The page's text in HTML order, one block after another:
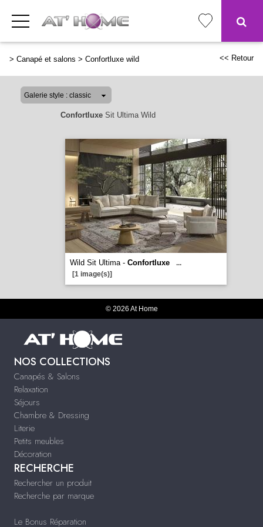
> Canapé et salons > Confortluxe wild << Retour
ConfortluxeSit Ultima Wild
Wild Sit Ultima - Confortluxe
...
[1 image(s)]
© 2026 At Home
NOS COLLECTIONS
Canapés & Salons
Relaxation
Séjours
Chambre & Dressing
Literie
Petits meubles
Décoration
RECHERCHE
Rechercher un produit
Recherche par marque
Le Bonus Réparation